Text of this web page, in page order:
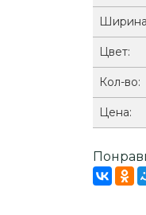
Цвет:
Кол-во:
Цена: